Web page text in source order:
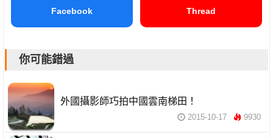
Facebook Thread
你可能錯過
外國攝影師巧拍中國雲南梯田！
2015-10-17 9930